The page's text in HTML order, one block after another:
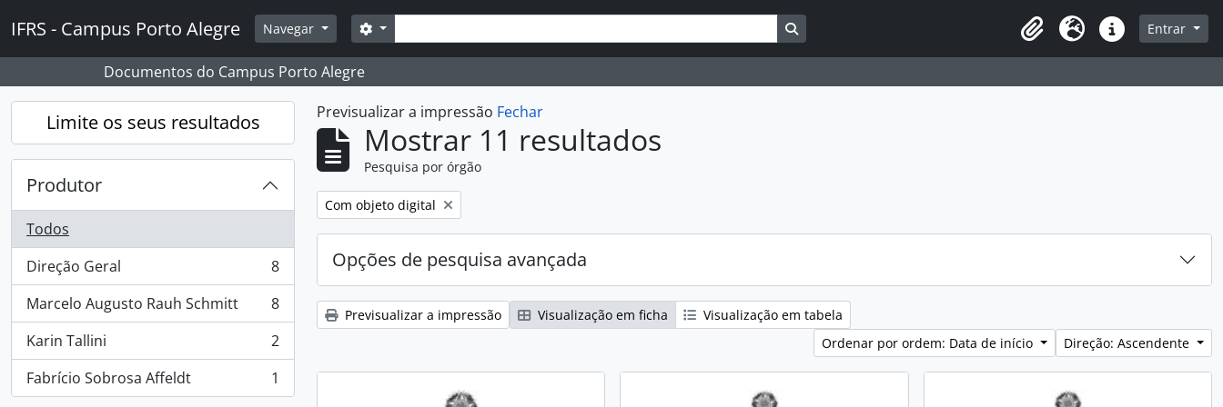
IFRS - Campus Porto Alegre Navegar Pesquisar
Opções de busca Busque na página de navegação
Idioma Ligações rápidas
Entrar
Documentos do Campus Porto Alegre
Limite os seus resultados
Produtor
Todos
Direção Geral
, 8 resultados
8
Marcelo Augusto Rauh Schmitt
, 8 resultados
8
Karin Tallini
, 2 resultados
2
Fabrício Sobrosa Affeldt
, 1 resultados 1
Previsualizar a impressão Fechar
Mostrar 11 resultados
Pesquisa por órgão
Remover filtro:
Com objeto digital
Opções de pesquisa avançada
Previsualizar a impressão Visualização em ficha
Visualização em tabela
Ordenar por ordem: Data de início
Direção: Ascendente